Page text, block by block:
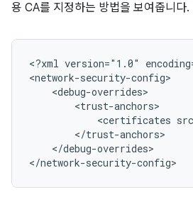
용 CA를 지정하는 방법을 보여줍니다.
<?xml version="1.0"
<certificates
</debug-overrides>
</network-security-config>